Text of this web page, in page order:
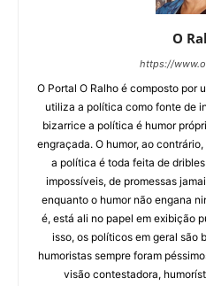
O
https://
O Portal O Ralho é composto por
utiliza a política como fonte de
bizarrice a política é humor
engraçada. O humor, ao
a política é toda feita de
impossíveis, de promessas
enquanto o humor não engana
é, está ali no papel em exibição
isso, os políticos em geral são
humoristas sempre foram
visão contestadora,